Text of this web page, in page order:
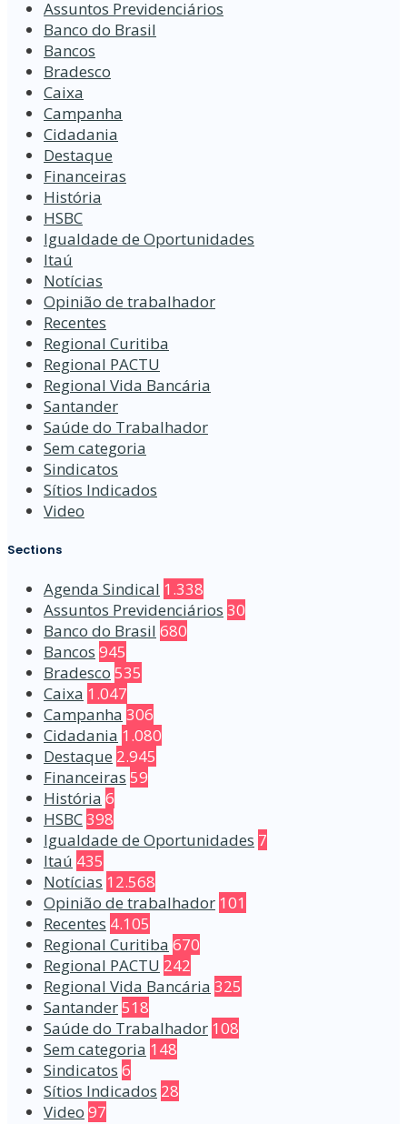
Assuntos Previdenciários
Banco do Brasil
Bancos
Bradesco
Caixa
Campanha
Cidadania
Destaque
Financeiras
História
HSBC
Igualdade de Oportunidades
Itaú
Notícias
Opinião de trabalhador
Recentes
Regional Curitiba
Regional PACTU
Regional Vida Bancária
Santander
Saúde do Trabalhador
Sem categoria
Sindicatos
Sítios Indicados
Video
Sections
Agenda Sindical 1.338
Assuntos Previdenciários 30
Banco do Brasil 680
Bancos 945
Bradesco 535
Caixa 1.047
Campanha 306
Cidadania 1.080
Destaque 2.945
Financeiras 59
História 6
HSBC398
Igualdade de Oportunidades 7
Itaú 435
Notícias 12.568
Opinião de trabalhador 101
Recentes 4.105
Regional Curitiba 670
Regional PACTU 242
Regional Vida Bancária 325
Santander518
Saúde do Trabalhador 108
Sem categoria 148
Sindicatos 6
Sítios Indicados 28
Video 97